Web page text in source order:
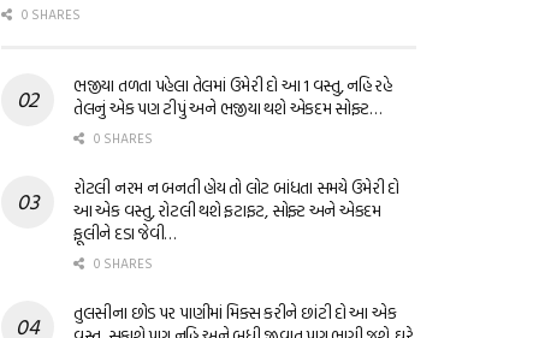
0 SHARES
ભજીયા તળતા પહેલા તેલમાં ઉમેરી દો આ 1 વસ્તુ, નહિ રહે
તેલનું એક પણ ટીપું અને ભજીયા થશે એકદમ સોફ્ટ…
0 SHARES
રોટલી નરમ ન બનતી હોય તો લોટ બાંધતા સમયે ઉમેરી દો
આ એક વસ્તુ, રોટલી થશે ફટાફટ, સોફ્ટ અને એકદમ
ફૂલીને દડા જેવી…
0 SHARES
તુલસીના છોડ પર પાણીમાં મિક્સ કરીને છાંટી દો આ એક